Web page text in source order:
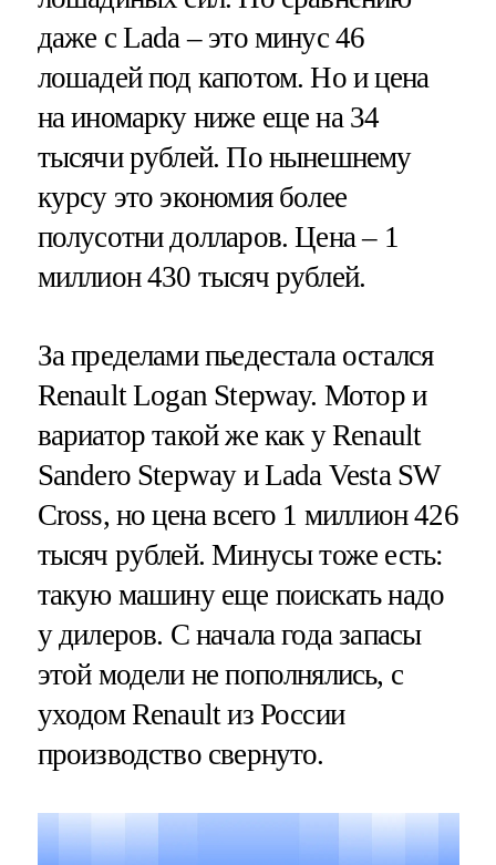
даже с Lada – это минус 46
лошадей под капотом. Но и цена
на иномарку ниже еще на 34
тысячи рублей. По нынешнему
курсу это экономия более
полусотни долларов. Цена – 1
миллион 430 тысяч рублей.
За пределами пьедестала остался
Renault Logan Stepway. Мотор и
вариатор такой же как у Renault
Sandero Stepway и Lada Vesta SW
Cross, но цена всего 1 миллион 426
тысяч рублей. Минусы тоже есть:
такую машину еще поискать надо
у дилеров. С начала года запасы
этой модели не пополнялись, с
уходом Renault из России
производство свернуто.